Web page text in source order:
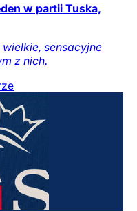
w partii Tuska,
wielkie, sensacyjne
z nich.